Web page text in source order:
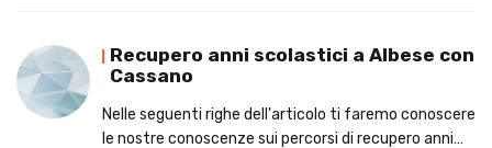
Recupero anni scolastici a Albese con
Cassano
Nelle seguenti righe dell'articolo ti faremo conoscere
le nostre conoscenze sui percorsi di recupero anni